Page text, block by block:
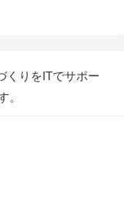
くりをITでサポー
。